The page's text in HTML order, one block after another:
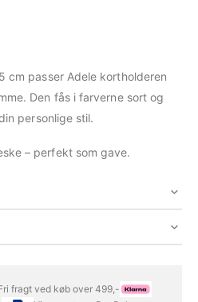
cm passer Adele kortholderen
Den fås i farverne sort og
personlige stil.
– perfekt som gave.
fragt ved køb over 499,-